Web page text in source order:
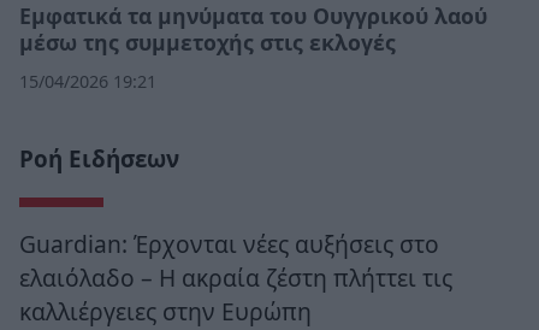
Εμφατικά τα μηνύματα του Ουγγρικού λαού
μέσω της συμμετοχής στις εκλογές
15/04/2026 19:21
Ροή Ειδήσεων
Guardian: Έρχονται νέες αυξήσεις στο
ελαιόλαδο – Η ακραία ζέστη πλήττει τις
καλλιέργειες στην Ευρώπη